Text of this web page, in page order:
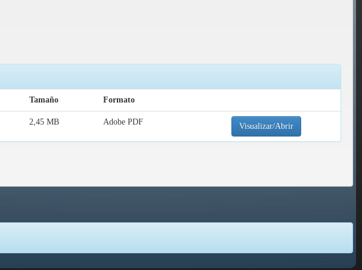
Tamaño Formato
2,45 MB Adobe PDF Visualizar/Abrir